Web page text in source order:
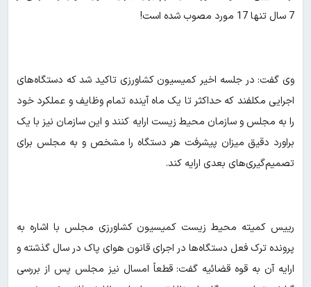
7 سال تنها 17 مورد مصوب شده است!
وی گفت: در جلسه اخیر کمیسیون کشاورزی تاکید شد که دستگاه‌های
اجرایی مکلفند که حداکثر تا یک ماه آینده تمام وظایف و عملکرد خود
را به مجلس و سازمان محیط زیست ارایه کنند و این سازمان نیز با یک
براورد دقیق میزان پیشرفت هر دستگاه را مشخص و به مجلس برای
تصمیم‌گیری‌های بعدی ارایه کند.
رییس کمیته محیط زیست کمیسیون کشاورزی مجلس با اشاره به
پرونده ترک فعل دستگاه‌ها در اجرای قانون هوای پاک در سال گذشته و
ارایه آن به قوه قضائیه گفت: قطعاً امسال نیز مجلس پس از بررسی